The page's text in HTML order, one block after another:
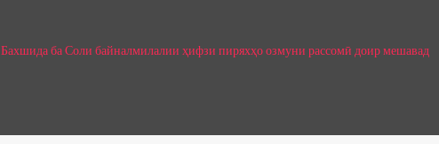
Бахшида ба Соли байналмилалии ҳифзи пиряхҳо озмуни рассомӣ доир мешавад